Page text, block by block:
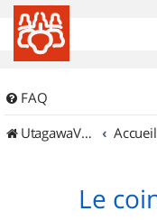
FAQ
UtagawaVTT (Randos VTT et VTTAE avec traces GPS)
Le